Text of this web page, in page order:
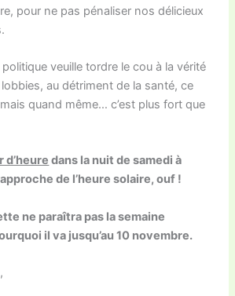
pour ne pas pénaliser nos délicieux
politique veuille tordre le cou à la vérité
au détriment de la santé, ce
quand même… c’est plus fort que
d’heure dans la nuit de samedi à
de l’heure solaire, ouf !
ne paraîtra pas la semaine
il va jusqu’au 10 novembre.